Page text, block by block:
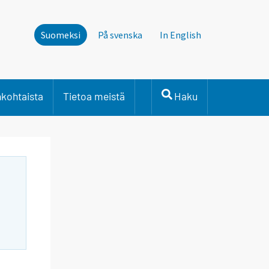
Suomeksi På svenska In English
Tietoa meistä Haku